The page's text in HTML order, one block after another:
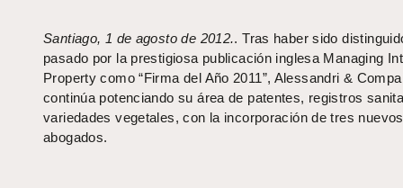
Santiago, 1 de agosto de 2012.. Tras haber sido
pasado por la prestigiosa publicación inglesa Managing
Property como “Firma del Año 2011”, Alessandri &
continúa potenciando su área de patentes, registros
variedades vegetales, con la incorporación de tres nuevos
abogados.